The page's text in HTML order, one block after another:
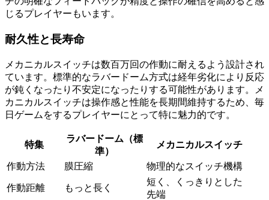
じるプレイヤーもいます。
耐久性と長寿命
メカニカルスイッチは数百万回の作動に耐えるよう設計され
ています。標準的なラバードーム方式は経年劣化により反応
が鈍くなったり不安定になったりする可能性があります。メ
カニカルスイッチは操作感と性能を長期間維持するため、毎
日ゲームをするプレイヤーにとって特に魅力的です。
特集
ラバードーム（標
準）
メカニカルスイッチ
作動方法 膜圧縮 物理的なスイッチ機構
作動距離 もっと長く
短く、くっきりとした
先端